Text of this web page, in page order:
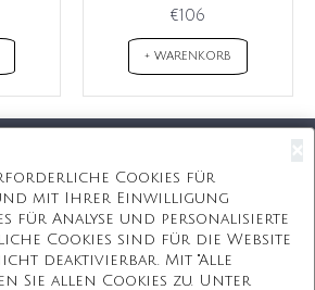
€106
+ WARENKORB
Cookies für
mit Ihrer Einwilligung
für Analyse und personalisierte
Cookies sind für die Website
deaktivierbar. Mit "Alle
Sie allen Cookies zu. Unter